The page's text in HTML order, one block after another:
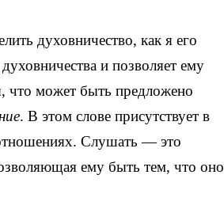
духовничество, как я его
и позволяет ему
что может быть предложено
. В этом слове присутствует в
Слушать — это
ему быть тем, что оно